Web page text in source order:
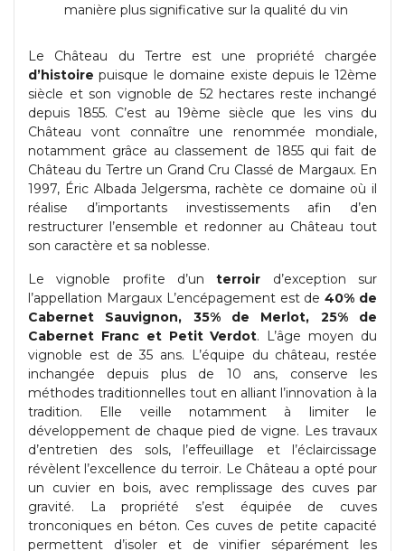
manière plus significative sur la qualité du vin
Le Château du Tertre est une propriété chargée
d’histoirepuisque le domaine existe depuis le 12ème
siècle et son vignoble de 52 hectares reste inchangé
depuis 1855. C’est au 19ème siècle que les vins du
Château vont connaître une renommée mondiale,
notamment grâce au classement de 1855 qui fait de
Château du Tertre un Grand Cru Classé de Margaux. En
1997, Éric Albada Jelgersma, rachète ce domaine où il
réalise d’importants investissements afin d’en
restructurer l’ensemble et redonner au Château tout
son caractère et sa noblesse.
Le vignoble profite d’unterroir d’exception sur
l’appellation Margaux L’encépagement est de40% de
Cabernet Sauvignon, 35% de Merlot, 25% de
Cabernet Franc et Petit Verdot. L’âge moyen du
vignoble est de 35 ans. L’équipe du château, restée
inchangée depuis plus de 10 ans, conserve les
méthodes traditionnelles tout en alliant l’innovation à la
tradition. Elle veille notamment à limiter le
développement de chaque pied de vigne. Les travaux
d’entretien des sols, l’effeuillage et l’éclaircissage
révèlent l’excellence du terroir. Le Château a opté pour
un cuvier en bois, avec remplissage des cuves par
gravité. La propriété s’est équipée de cuves
tronconiques en béton. Ces cuves de petite capacité
permettent d’isoler et de vinifier séparément les